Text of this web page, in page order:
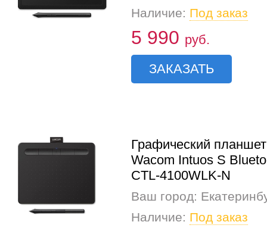
Наличие: Под заказ
5 990 руб.
ЗАКАЗАТЬ
Графический планшет
Wacom Intuos S
CTL-4100WLK-N
Ваш город:
Наличие: Под заказ